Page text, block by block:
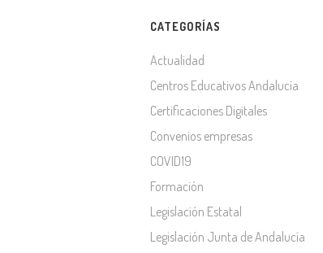
CATEGORÍAS
Actualidad
Centros Educativos Andalucía
Certificaciones Digitales
Convenios empresas
COVID19
Formación
Legislación Estatal
Legislación Junta de Andalucía